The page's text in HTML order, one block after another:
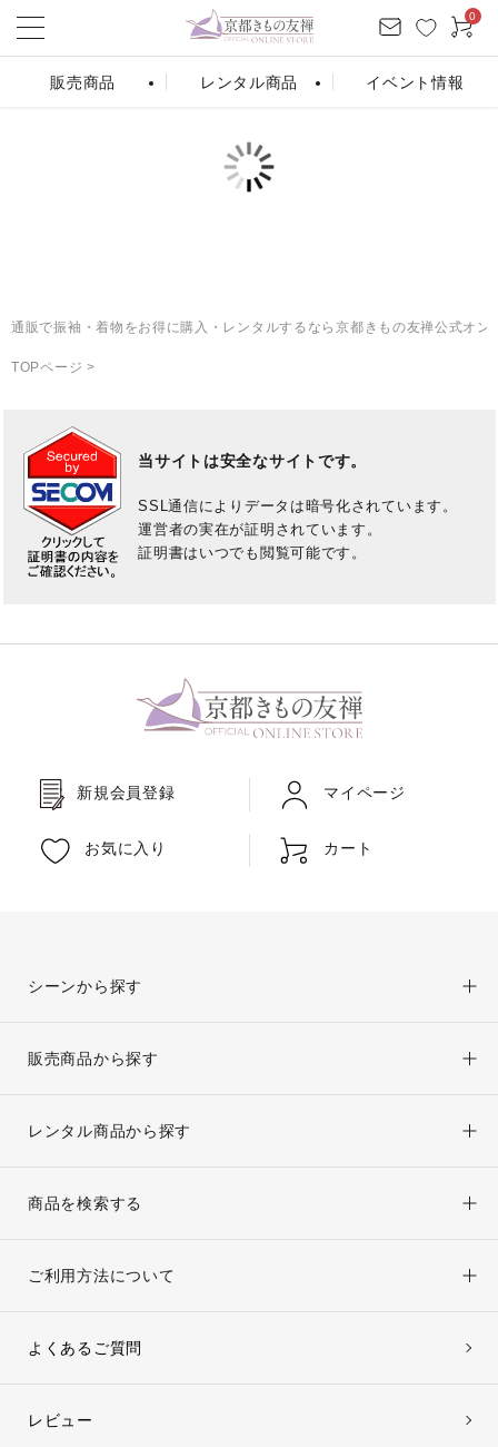
0
販売商品 レンタル商品 イベント情報
商品を検索する
ご利用方法について
バーチャル試着Room
法人専用オンラインストア
よくあるご質問
京都きもの友禅公式サイト
通販で振袖・着物をお得に購入・レンタルするなら京都きもの友禅公式オン
TOPページ >
当サイトは安全なサイトです。
SSL通信によりデータは暗号化されています。
運営者の実在が証明されています。
証明書はいつでも閲覧可能です。
新規会員登録 マイページ
お気に入り カート
シーンから探す
販売商品から探す
レンタル商品から探す
商品を検索する
ご利用方法について
よくあるご質問
レビュー